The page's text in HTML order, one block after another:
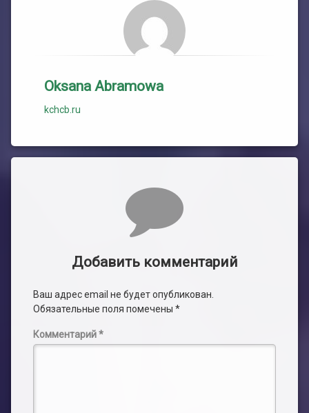
Oksana Abramowa
kchcb.ru
Добавить комментарий
Ваш адрес email не будет опубликован.
Обязательные поля помечены *
Комментарий*